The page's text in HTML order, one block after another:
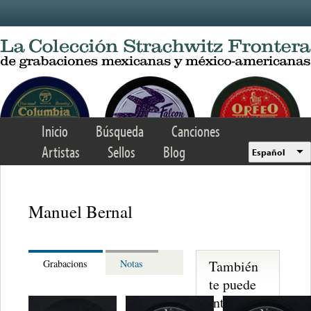
Inicio Búsqueda
Canciones
Artistas
Sellos Blog Español
Manuel Bernal
Grabacions Notas
También
te puede
interesar...